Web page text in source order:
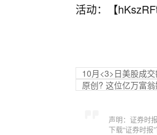
活动：【
10月<3>日美股成
原创? 这位亿万富
声明：证券时
下载“证券时